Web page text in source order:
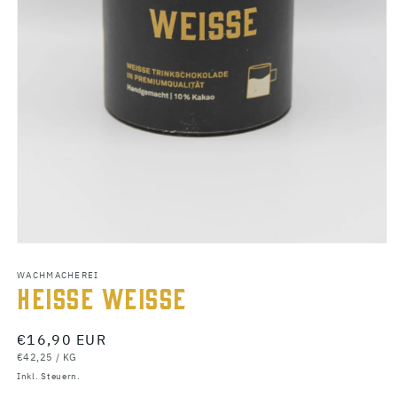
in
Modal
öffnen
WACHMACHEREI
HEISSE WEISSE
Normaler
Preis
€16,90 EUR
GRUNDPREIS
€42,25 / PRO
KG
Inkl. Steuern.